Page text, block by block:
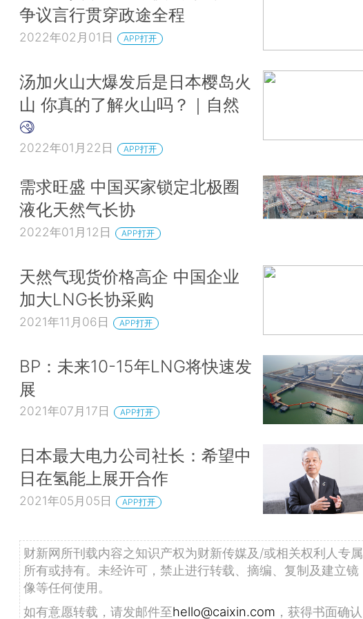
争议言行贯穿政途全程
2022年02月01日 APP打开
汤加火山大爆发后是日本樱岛火
山 你真的了解火山吗？｜自然
2022年01月22日 APP打开
需求旺盛 中国买家锁定北极圈
液化天然气长协
2022年01月12日 APP打开
天然气现货价格高企 中国企业
加大LNG长协采购
2021年11月06日 APP打开
BP：未来10-15年LNG将快速发
展
2021年07月17日 APP打开
日本最大电力公司社长：希望中
日在氢能上展开合作
2021年05月05日 APP打开
财新网所刊载内容之知识产权为财新传媒及/或相关权利人专属
所有或持有。未经许可，禁止进行转载、摘编、复制及建立镜
像等任何使用。
如有意愿转载，请发邮件至hello@caixin.com ，获得书面确认